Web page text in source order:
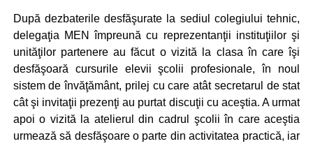
După dezbaterile desfăşurate la sediul colegiului tehnic,
delegaţia MEN împreună cu reprezentanţii instituţiilor şi
unităţilor partenere au făcut o vizită la clasa în care îşi
desfăşoară cursurile elevii şcolii profesionale, în noul
sistem de învăţământ, prilej cu care atât secretarul de stat
cât şi invitaţii prezenţi au purtat discuţii cu aceştia. A urmat
apoi o vizită la atelierul din cadrul şcolii în care aceştia
urmează să desfăşoare o parte din activitatea practică, iar